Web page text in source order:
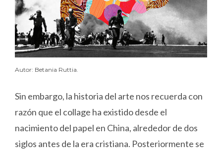
Autor: Betania Ruttia.
Sin embargo, la historia del arte nos recuerda con
razón que el collage ha existido desde el
nacimiento del papel en China, alrededor de dos
siglos antes de la era cristiana. Posteriormente se